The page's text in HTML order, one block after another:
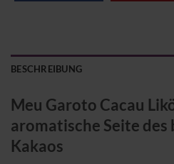
BESCHREIBUNG
Meu Garoto Cacau
aromatische Seite
Kakaos